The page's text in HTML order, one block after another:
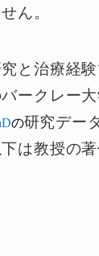
ん。
と治療経験
ークレー
の研究デー
は教授の著